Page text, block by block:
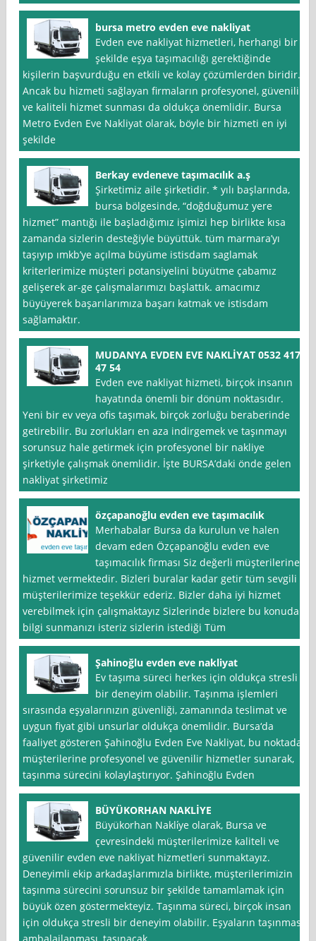
bursa metro evden eve nakliyat
Evden eve nakliyat hizmetleri, herhangi bir
şekilde eşya taşımacılığı gerektiğinde
kişilerin başvurduğu en etkili ve kolay çözümlerden biridir.
Ancak bu hizmeti sağlayan firmaların profesyonel, güvenilir
ve kaliteli hizmet sunması da oldukça önemlidir. Bursa
Metro Evden Eve Nakliyat olarak, böyle bir hizmeti en iyi
şekilde
Berkay evdeneve taşımacılık a.ş
Şirketimiz aile şirketidir. * yılı başlarında,
bursa bölgesinde, “doğduğumuz yere
hizmet” mantığı ile başladığımız işimizi hep birlikte kısa
zamanda sizlerin desteğiyle büyüttük. tüm marmara’yı
taşıyıp ımkb’ye açılma büyüme istisdam saglamak
kriterlerimize müşteri potansiyelini büyütme çabamız
gelişerek ar-ge çalışmalarımızı başlattık. amacımız
büyüyerek başarılarımıza başarı katmak ve istisdam
sağlamaktır.
MUDANYA EVDEN EVE NAKLİYAT 0532 417
47 54
Evden eve nakliyat hizmeti, birçok insanın
hayatında önemli bir dönüm noktasıdır.
Yeni bir ev veya ofis taşımak, birçok zorluğu beraberinde
getirebilir. Bu zorlukları en aza indirgemek ve taşınmayı
sorunsuz hale getirmek için profesyonel bir nakliye
şirketiyle çalışmak önemlidir. İşte BURSA’daki önde gelen
nakliyat şirketimiz
özçapanoğlu evden eve taşımacılık
Merhabalar Bursa da kurulun ve halen
devam eden Özçapanoğlu evden eve
taşımacılık firması Siz değerli müşterilerine
hizmet vermektedir. Bizleri buralar kadar getir tüm sevgili
müşterilerimize teşekkür ederiz. Bizler daha iyi hizmet
verebilmek için çalışmaktayız Sizlerinde bizlere bu konuda
bilgi sunmanızı isteriz sizlerin istediği Tüm
Şahinoğlu evden eve nakliyat
Ev taşıma süreci herkes için oldukça stresli
bir deneyim olabilir. Taşınma işlemleri
sırasında eşyalarınızın güvenliği, zamanında teslimat ve
uygun fiyat gibi unsurlar oldukça önemlidir. Bursa‘da
faaliyet gösteren Şahinoğlu Evden Eve Nakliyat, bu noktada
müşterilerine profesyonel ve güvenilir hizmetler sunarak,
taşınma sürecini kolaylaştırıyor. Şahinoğlu Evden
BÜYÜKORHAN NAKLİYE
Büyükorhan Nakli̇ye olarak, Bursa ve
çevresindeki müşterilerimize kaliteli ve
güvenilir evden eve nakliyat hizmetleri sunmaktayız.
Deneyimli ekip arkadaşlarımızla birlikte, müşterilerimizin
taşınma sürecini sorunsuz bir şekilde tamamlamak için
büyük özen göstermekteyiz. Taşınma süreci, birçok insan
için oldukça stresli bir deneyim olabilir. Eşyaların taşınması,